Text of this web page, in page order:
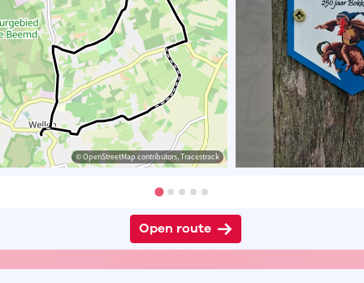
© OpenStreetMap contributors, Tracestrack
Open route